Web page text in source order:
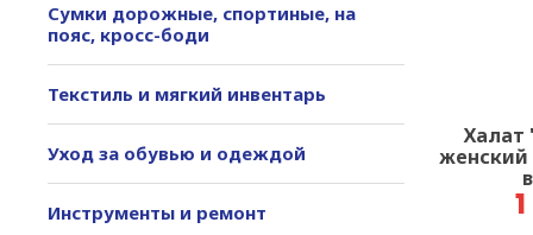
Сумки дорожные, спортиные, на
пояс, кросс-боди
Текстиль и мягкий инвентарь
Уход за обувью и одеждой
Инструменты и ремонт
женский